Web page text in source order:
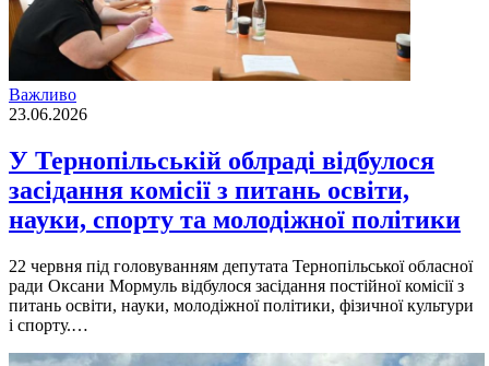
Важливо
23.06.2026
У Тернопільській облраді відбулося
засідання комісії з питань освіти,
науки, спорту та молодіжної політики
22 червня під головуванням депутата Тернопільської обласної
ради Оксани Мормуль відбулося засідання постійної комісії з
питань освіти, науки, молодіжної політики, фізичної культури
і спорту.…